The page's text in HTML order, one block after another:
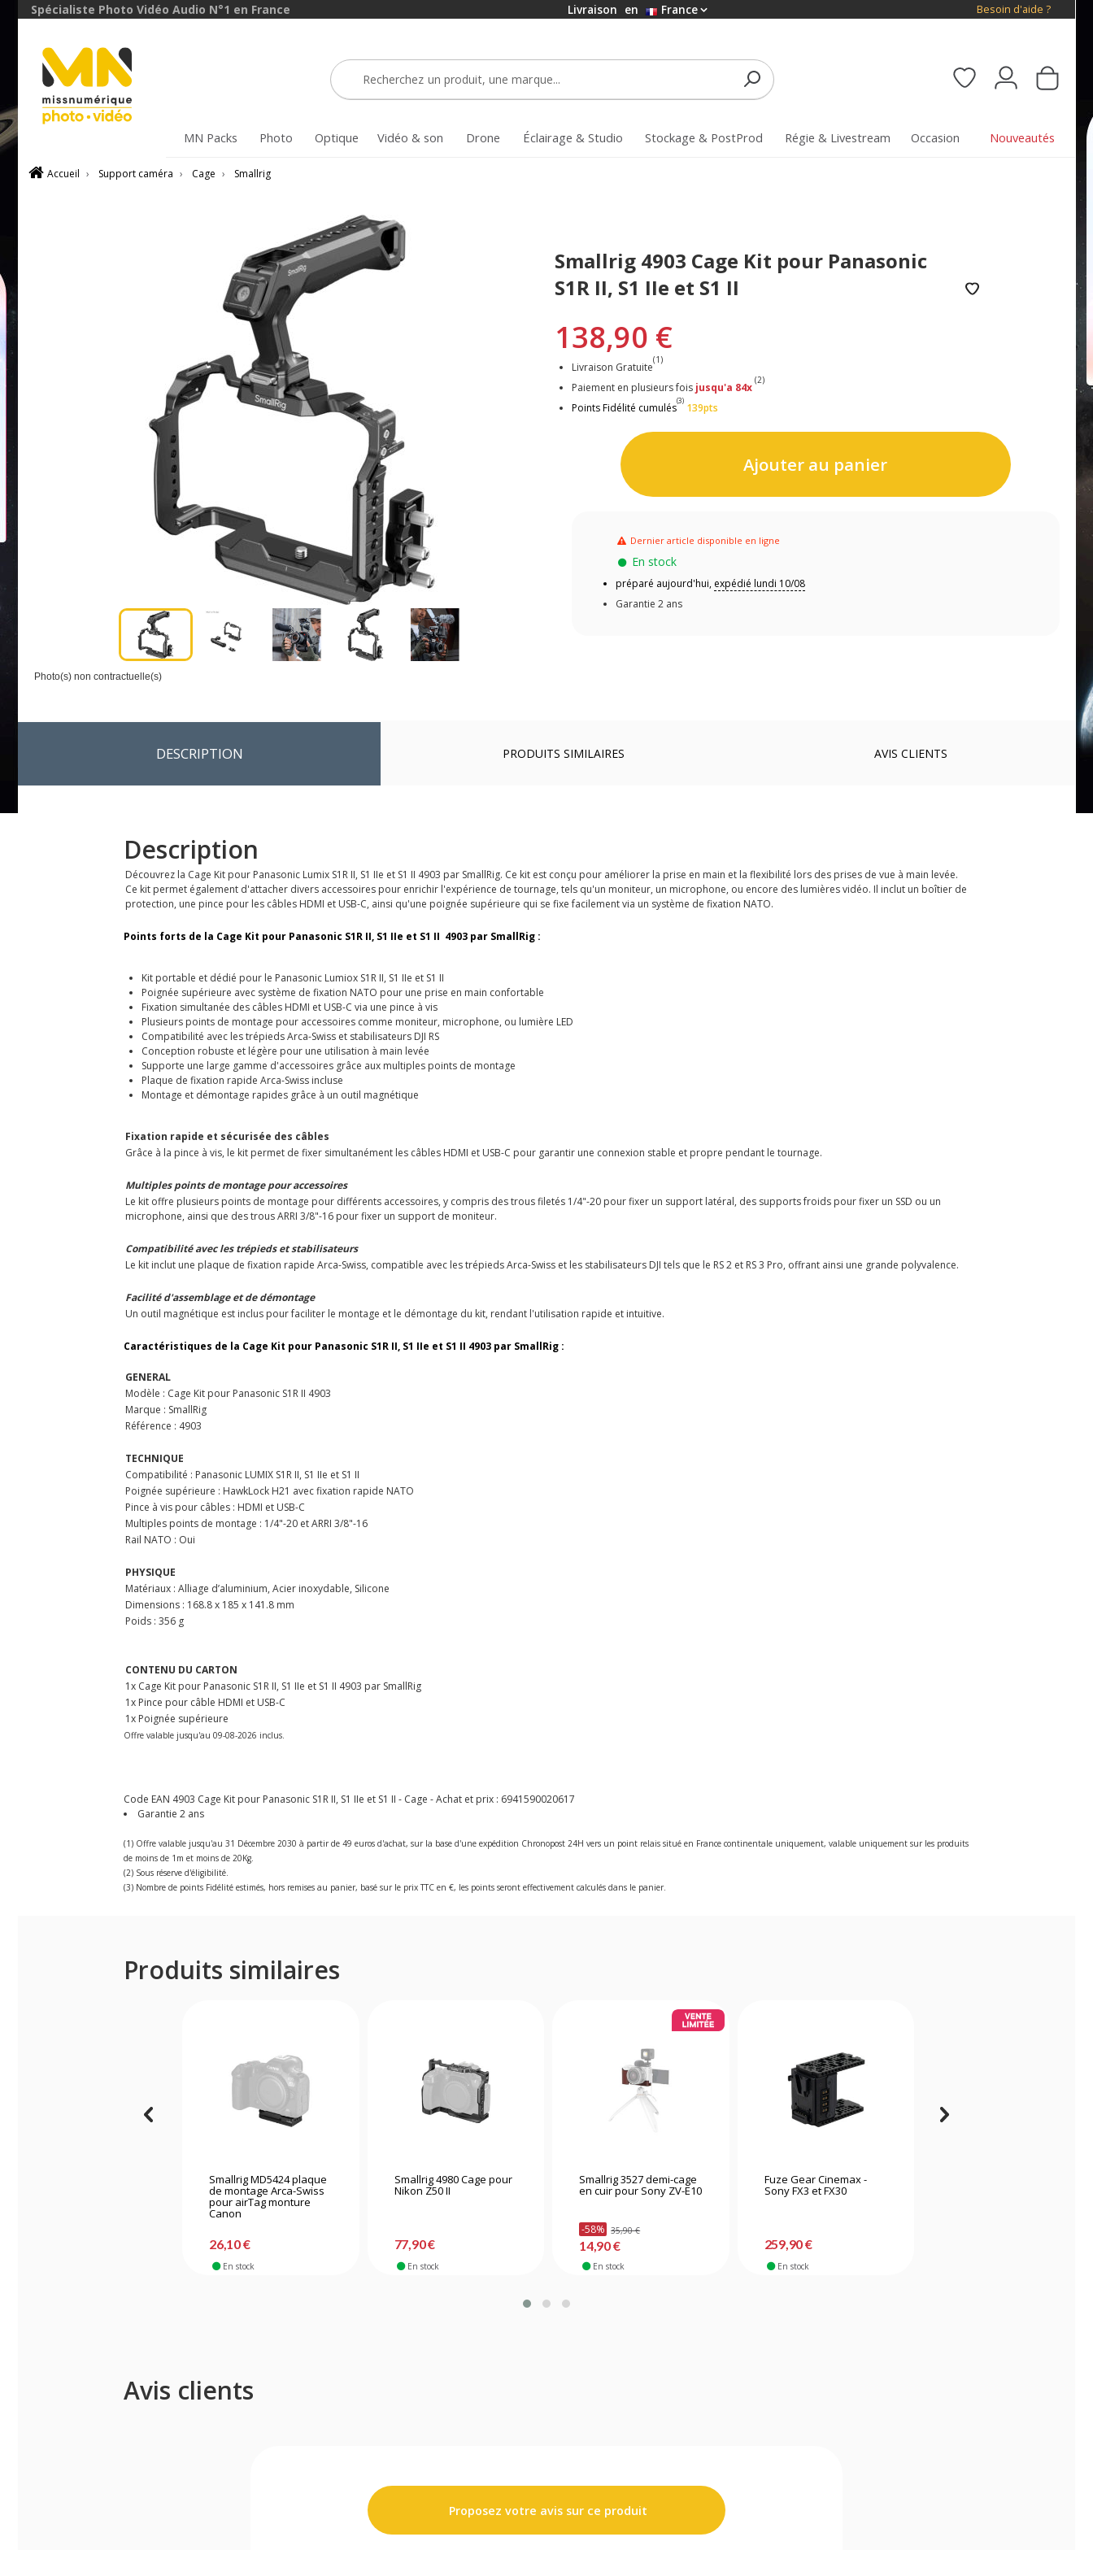
Spécialiste Photo Vidéo Audio N°1 en France Livraison en France Besoin d'aide ?
MN Packs Photo Optique Vidéo & son Drone Éclairage & Studio Stockage & PostProd Régie & Livestream Occasion Nouveautés
Accueil › Support caméra › Cage › Smallrig
Photo(s) non contractuelle(s)
Smallrig 4903 Cage Kit pour Panasonic
S1R II, S1 IIe et S1 II
138,90 €
Livraison Gratuite
(1)
Paiement en plusieurs fois jusqu'a 84x
(2)
Points Fidélité cumulés
(3)
139pts
Ajouter au panier
Dernier article disponible en ligne
En stock
préparé aujourd'hui, expédié lundi 10/08
Garantie 2 ans
DESCRIPTION PRODUITS SIMILAIRES AVIS CLIENTS
Description
Découvrez la Cage Kit pour Panasonic Lumix S1R II, S1 IIe et S1 II 4903 par SmallRig. Ce kit est conçu pour améliorer la prise en main et la flexibilité lors des prises de vue à main levée.
Ce kit permet également d'attacher divers accessoires pour enrichir l'expérience de tournage, tels qu'un moniteur, un microphone, ou encore des lumières vidéo. Il inclut un boîtier de
protection, une pince pour les câbles HDMI et USB-C, ainsi qu'une poignée supérieure qui se fixe facilement via un système de fixation NATO.
Points forts de la Cage Kit pour Panasonic S1R II, S1 IIe et S1 II 4903 par SmallRig :
Kit portable et dédié pour le Panasonic Lumiox S1R II, S1 IIe et S1 II
Poignée supérieure avec système de fixation NATO pour une prise en main confortable
Fixation simultanée des câbles HDMI et USB-C via une pince à vis
Plusieurs points de montage pour accessoires comme moniteur, microphone, ou lumière LED
Compatibilité avec les trépieds Arca-Swiss et stabilisateurs DJI RS
Conception robuste et légère pour une utilisation à main levée
Supporte une large gamme d'accessoires grâce aux multiples points de montage
Plaque de fixation rapide Arca-Swiss incluse
Montage et démontage rapides grâce à un outil magnétique
Fixation rapide et sécurisée des câbles
Grâce à la pince à vis, le kit permet de fixer simultanément les câbles HDMI et USB-C pour garantir une connexion stable et propre pendant le tournage.
Multiples points de montage pour accessoires
Le kit offre plusieurs points de montage pour différents accessoires, y compris des trous filetés 1/4"-20 pour fixer un support latéral, des supports froids pour fixer un SSD ou un
microphone, ainsi que des trous ARRI 3/8"-16 pour fixer un support de moniteur.
Compatibilité avec les trépieds et stabilisateurs
Le kit inclut une plaque de fixation rapide Arca-Swiss, compatible avec les trépieds Arca-Swiss et les stabilisateurs DJI tels que le RS 2 et RS 3 Pro, offrant ainsi une grande polyvalence.
Facilité d'assemblage et de démontage
Un outil magnétique est inclus pour faciliter le montage et le démontage du kit, rendant l'utilisation rapide et intuitive.
Caractéristiques de la Cage Kit pour Panasonic S1R II, S1 IIe et S1 II 4903 par SmallRig :
GENERAL
Modèle : Cage Kit pour Panasonic S1R II 4903
Marque : SmallRig
Référence : 4903
TECHNIQUE
Compatibilité : Panasonic LUMIX S1R II, S1 IIe et S1 II
Poignée supérieure : HawkLock H21 avec fixation rapide NATO
Pince à vis pour câbles : HDMI et USB-C
Multiples points de montage : 1/4"-20 et ARRI 3/8"-16
Rail NATO : Oui
PHYSIQUE
Matériaux : Alliage d’aluminium, Acier inoxydable, Silicone
Dimensions : 168.8 x 185 x 141.8 mm
Poids : 356 g
CONTENU DU CARTON
1x Cage Kit pour Panasonic S1R II, S1 IIe et S1 II 4903 par SmallRig
1x Pince pour câble HDMI et USB-C
1x Poignée supérieure
Offre valable jusqu'au 09-08-2026 inclus.
Code EAN 4903 Cage Kit pour Panasonic S1R II, S1 IIe et S1 II - Cage - Achat et prix : 6941590020617
Garantie 2 ans
(1) Offre valable jusqu'au 31 Décembre 2030 à partir de 49 euros d'achat, sur la base d'une expédition Chronopost 24H vers un point relais situé en France continentale uniquement, valable uniquement sur les produits
de moins de 1m et moins de 20Kg.
(2) Sous réserve d'éligibilité.
(3) Nombre de points Fidélité estimés, hors remises au panier, basé sur le prix TTC en €, les points seront effectivement calculés dans le panier.
Produits similaires
Smallrig MD5424 plaque
de montage Arca-Swiss
pour airTag monture
Canon
26,10 €
En stock
Smallrig 4980 Cage pour
Nikon Z50 II
77,90 €
En stock
Smallrig 3527 demi-cage
en cuir pour Sony ZV-E10
-58% 35,90 €
14,90 €
En stock
Fuze Gear Cinemax -
Sony FX3 et FX30
259,90 €
En stock
Avis clients
Proposez votre avis sur ce produit